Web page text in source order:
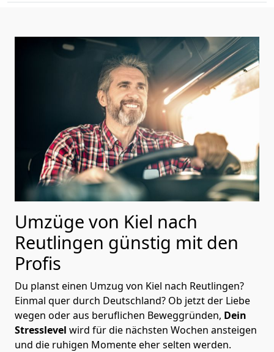
Umzüge von Kiel nach
Reutlingen günstig mit den
Profis
Du planst einen Umzug von Kiel nach Reutlingen?
Einmal quer durch Deutschland? Ob jetzt der Liebe
wegen oder aus beruflichen Beweggründen, Dein
Stresslevel wird für die nächsten Wochen ansteigen
und die ruhigen Momente eher selten werden.